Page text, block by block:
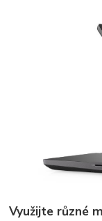
Využijte různé